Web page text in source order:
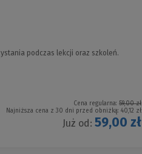
podczas lekcji oraz szkoleń.
Cena regularna: 59,00 zł
Najniższa cena z 30 dni przed obniżką: 40,12 zł
Już od: 59,00 zł